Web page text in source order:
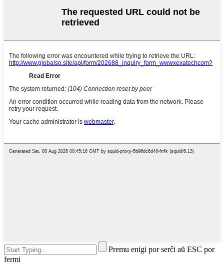
Premu enigi por serĉi aŭ ESC por
fermi